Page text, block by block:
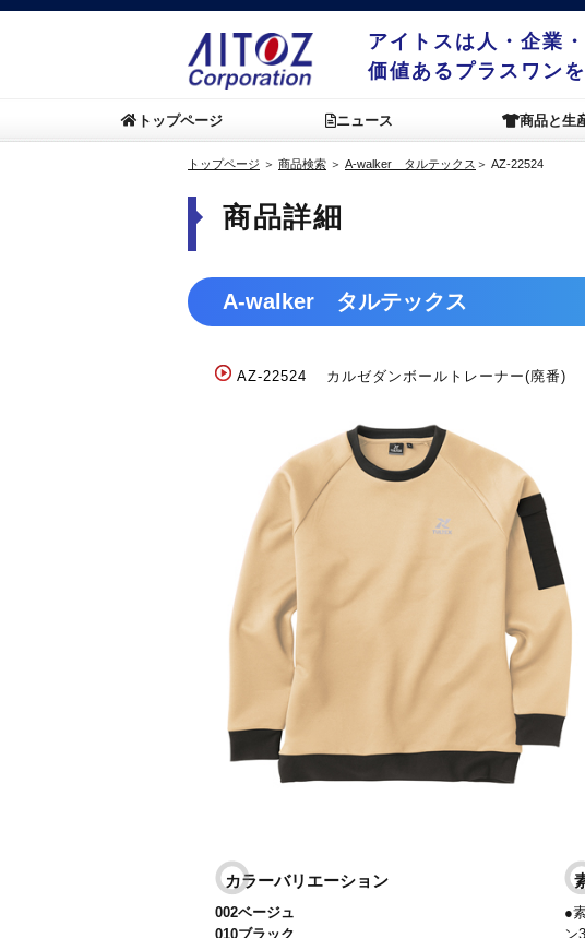
アイトスは人・企業
価値あるプラスワン
トップページ ニュース 商品と生
トップページ ＞ 商品検索 ＞ A-walker タルテックス ＞ AZ-22524
商品詳細
A-walker タルテックス
AZ-22524 カルゼダンボールトレーナー(廃番)
カラーバリエーション
002ベージュ
010ブラック
●
ン